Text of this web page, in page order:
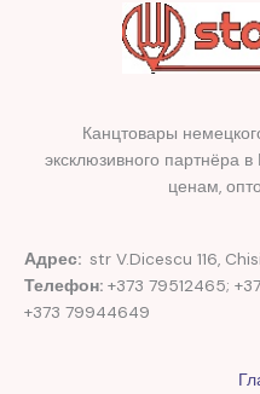
Канцтовары
эксклюзивного партнёра
ценам,
Адрес: str V.Dicescu 116,
Телефон: +373 79512465;
+373 79944649